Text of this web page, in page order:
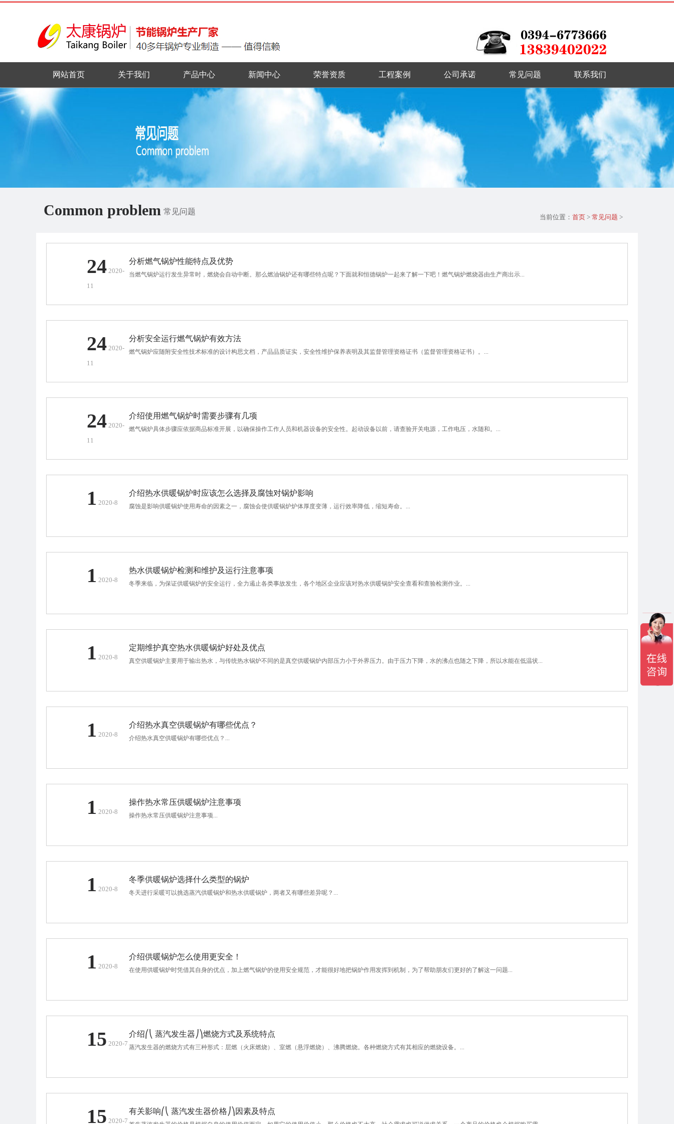
网站首页 关于我们 产品中心 新闻中心 荣誉资质 工程案例 公司承诺 常见问题 联系我们
Common problem 常见问题
当前位置： 首页 > 常见问题 >
24 2020-
11
分析燃气锅炉性能特点及优势
当燃气锅炉运行发生异常时，燃烧会自动中断。那么燃油锅炉还有哪些特点呢？下面就和恒德锅炉一起来了解一下吧！燃气锅炉燃烧器由生产商出示...
24 2020-
11
分析安全运行燃气锅炉有效方法
燃气锅炉应随附安全性技术标准的设计构思文档，产品品质证实，安全性维护保养表明及其监督管理资格证书（监督管理资格证书）。...
24 2020-
11
介绍使用燃气锅炉时需要步骤有几项
燃气锅炉具体步骤应依据商品标准开展，以确保操作工作人员和机器设备的安全性。起动设备以前，请查验开关电源，工作电压，水随和。...
1 2020-8
介绍热水供暖锅炉时应该怎么选择及腐蚀对锅炉影响
腐蚀是影响供暖锅炉使用寿命的因素之一，腐蚀会使供暖锅炉炉体厚度变薄，运行效率降低，缩短寿命。...
1 2020-8
热水供暖锅炉检测和维护及运行注意事项
冬季来临，为保证供暖锅炉的安全运行，全力遏止各类事故发生，各个地区企业应该对热水供暖锅炉安全查看和查验检测作业。...
1 2020-8
定期维护真空热水供暖锅炉好处及优点
真空供暖锅炉主要用于输出热水，与传统热水锅炉不同的是真空供暖锅炉内部压力小于外界压力。由于压力下降，水的沸点也随之下降，所以水能在低温状...
1 2020-8
介绍热水真空供暖锅炉有哪些优点？
介绍热水真空供暖锅炉有哪些优点？...
1 2020-8
操作热水常压供暖锅炉注意事项
操作热水常压供暖锅炉注意事项...
1 2020-8
冬季供暖锅炉选择什么类型的锅炉
冬天进行采暖可以挑选蒸汽供暖锅炉和热水供暖锅炉，两者又有哪些差异呢？...
1 2020-8
介绍供暖锅炉怎么使用更安全！
在使用供暖锅炉时凭借其自身的优点，加上燃气锅炉的使用安全规范，才能很好地把锅炉作用发挥到机制，为了帮助朋友们更好的了解这一问题...
15 2020-7
介绍⎛⎝ 蒸汽发生器⎠⎞燃烧方式及系统特点
蒸汽发生器的燃烧方式有三种形式：层燃（火床燃烧）、室燃（悬浮燃烧）、沸腾燃烧。各种燃烧方式有其相应的燃烧设备。...
15 2020-7
有关影响⎛⎝ 蒸汽发生器价格⎠⎞因素及特点